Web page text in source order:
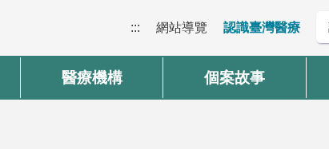
::: 網站導覽 認識臺灣醫療
醫療機構 個案故事